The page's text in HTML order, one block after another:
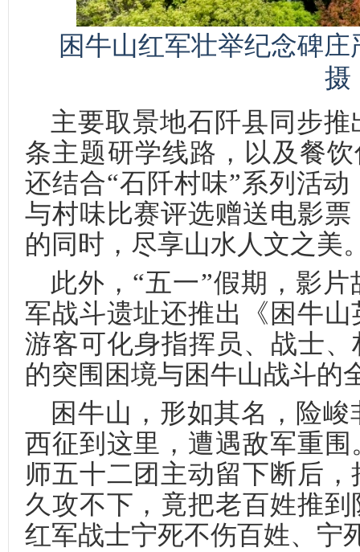
困牛山红军壮举纪念碑
摄
主要取景地石阡县同步
条主题研学线路，以及餐
还结合“石阡村味”系列活
与村味比赛评选赠送电影
的同时，尽享山水人文之美
此外，“五一”假期，影
军战斗遗址还推出《困牛
游客可化身指挥员、战士
的突围困境与困牛山战斗的
困牛山，形如其名，险
西征到这里，遭遇敌军重
师五十二团主动留下断后
久攻不下，竟把老百姓推
红军战士宁死不伤百姓、宁